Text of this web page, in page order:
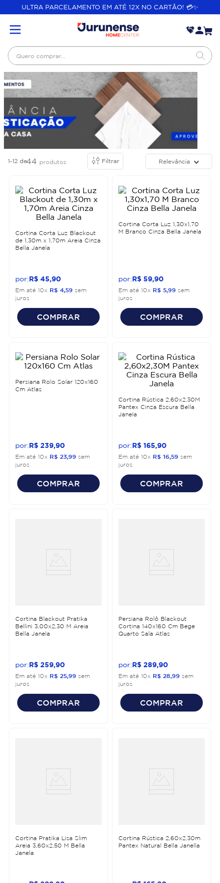
ULTRA PARCELAMENTO EM ATÉ 12X NO CARTÃO! 💳✨
Quero comprar...
1-12 de44 produtos Filtrar Relevância
Cortina Corta Luz Blackout
de 1,30m x 1,70m Areia Cinza
Bella Janela
R$ 45 90
Em até 10x R$ 4 59 sem
juros
COMPRAR
Cortina Corta Luz 1,30x1,70
M Branco Cinza Bella Janela
R$ 59 90
Em até 10x R$ 5 99 sem
juros
COMPRAR
Persiana Rolo Solar 120x160
Cm Atlas
R$ 239 90
Em até 10x R$ 23 99 sem
juros
COMPRAR
Cortina Rústica 2,60x2,30M
Pantex Cinza Escura Bella
Janela
R$ 165 90
Em até 10x R$ 16 59 sem
juros
COMPRAR
Cortina Blackout Pratika
Bellini 3,00x2,30 M Areia
Bella Janela
R$ 259 90
Em até 10x R$ 25 99 sem
juros
COMPRAR
Persiana Rolô Blackout
Cortina 140x160 Cm Bege
Quarto Sala Atlas
R$ 289 90
Em até 10x R$ 28 99 sem
juros
COMPRAR
Cortina Pratika Lisa Slim
Areia 3,60x2,50 M Bella
Janela
Cortina Rústica 2,60x2,30m
Pantex Natural Bella Janella